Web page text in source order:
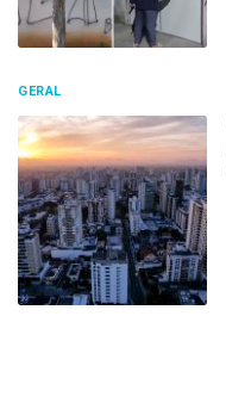
GERAL